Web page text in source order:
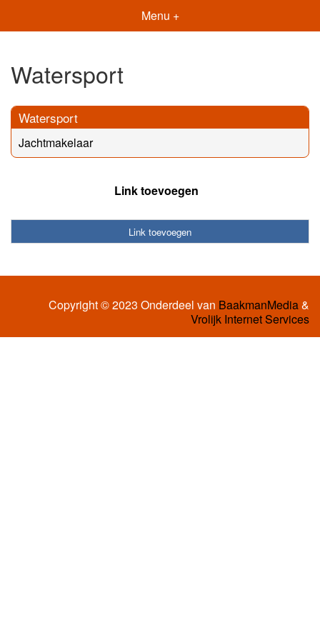
Menu +
Watersport
Watersport
Jachtmakelaar
Link toevoegen
Link toevoegen
Copyright © 2023 Onderdeel van BaakmanMedia&
Vrolijk Internet Services